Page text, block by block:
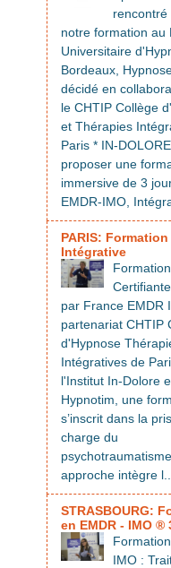
rencontré
notre formation au
Universitaire
Bordeaux,
décidé en
le CHTIP Collège
et Thérapies
Paris * IN-
proposer une
immersive de 3
EMDR-IMO,
PARIS: Formation
Intégrative
Formation
par France EMDR
partenariat CHTIP
d'Hypnose
Intégratives de
l'Institut In-Dolore
Hypnotim, une
s’inscrit dans la
charge du
approche intègre l...
STRASBOURG:
en EMDR - IMO ®
IMO :